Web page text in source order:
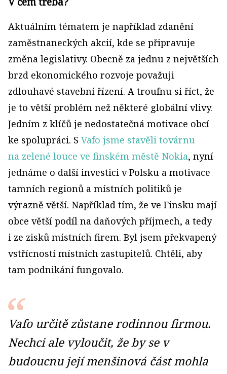
Aktuálním tématem je například zdanění
zaměstnaneckých akcií, kde se připravuje
změna legislativy. Obecně za jednu z největších
brzd ekonomického rozvoje považuji
zdlouhavé stavební řízení. A troufnu si říct, že
je to větší problém než některé globální vlivy.
Jedním z klíčů je nedostatečná motivace obcí
ke spolupráci. S Vafo jsme stavěli továrnu
na zelené louce ve finském městě Nokia, nyní
jednáme o další investici v Polsku a motivace
tamních regionů a místních politiků je
výrazně větší. Například tím, že ve Finsku mají
obce větší podíl na daňových příjmech, a tedy
i ze zisků místních firem. Byl jsem překvapený
vstřícností místních zastupitelů. Chtěli, aby
tam podnikání fungovalo.
Vafo určitě zůstane rodinnou firmou.
Nechci ale vyloučit, že by se v
budoucnu její menšinová část mohla